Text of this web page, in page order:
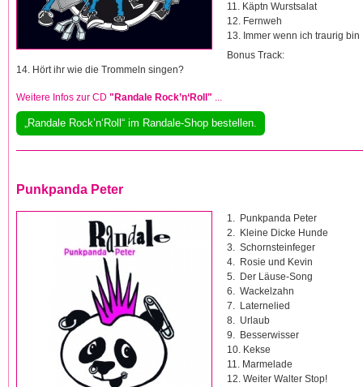
11. Käptn Wurstsalat
12. Fernweh
13. Immer wenn ich traurig bin
Bonus Track:
14. Hört ihr wie die Trommeln singen?
Weitere Infos zur CD "Randale Rock’n‘Roll" ...
„Randale Rock’n‘Roll“ im Randale-Shop bestellen.
Punkpanda Peter
1. Punkpanda Peter
2. Kleine Dicke Hunde
3. Schornsteinfeger
4. Rosie und Kevin
5. Der Läuse-Song
6. Wackelzahn
7. Laternelied
8. Urlaub
9. Besserwisser
10. Kekse
11. Marmelade
12. Weiter Walter Stop!